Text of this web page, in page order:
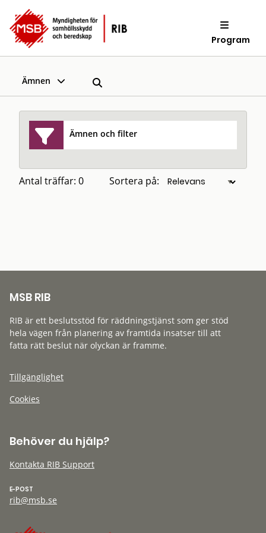
Program
Ämnen
Ämnen och filter
Antal träffar: 0 Sortera på:
MSB RIB
RIB är ett beslutsstöd för räddningstjänst som ger stöd
hela vägen från planering av framtida insatser till att
fatta rätt beslut när olyckan är framme.
Tillgänglighet
Cookies
Behöver du hjälp?
Kontakta RIB Support
E-POST
rib@msb.se